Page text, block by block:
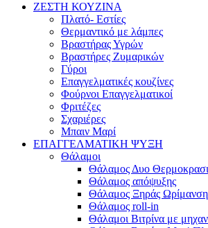
ΖΕΣΤΗ ΚΟΥΖΙΝΑ
Πλατό- Εστίες
Θερμαντικό με λάμπες
Βραστήρας Υγρών
Βραστήρες Ζυμαρικών
Γύροι
Επαγγελματικές κουζίνες
Φούρνοι Επαγγελματικοί
Φριτέζες
Σχαριέρες
Μπαιν Μαρί
ΕΠΑΓΓΕΛΜΑΤΙΚΗ ΨΥΞΗ
Θάλαμοι
Θάλαμος Δυο
Θάλαμος απόψυξης
Θάλαμος Ξηράς
Θάλαμος roll-in
Θάλαμοι Βιτρίνα με